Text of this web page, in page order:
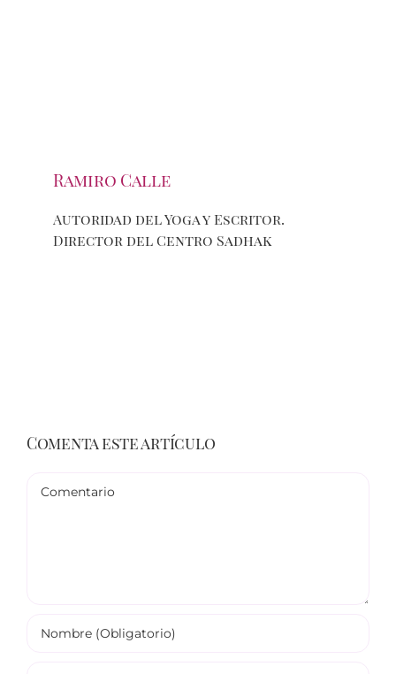
Ramiro Calle
Autoridad del Yoga y Escritor.
Director del Centro Sadhak
Comenta este artículo